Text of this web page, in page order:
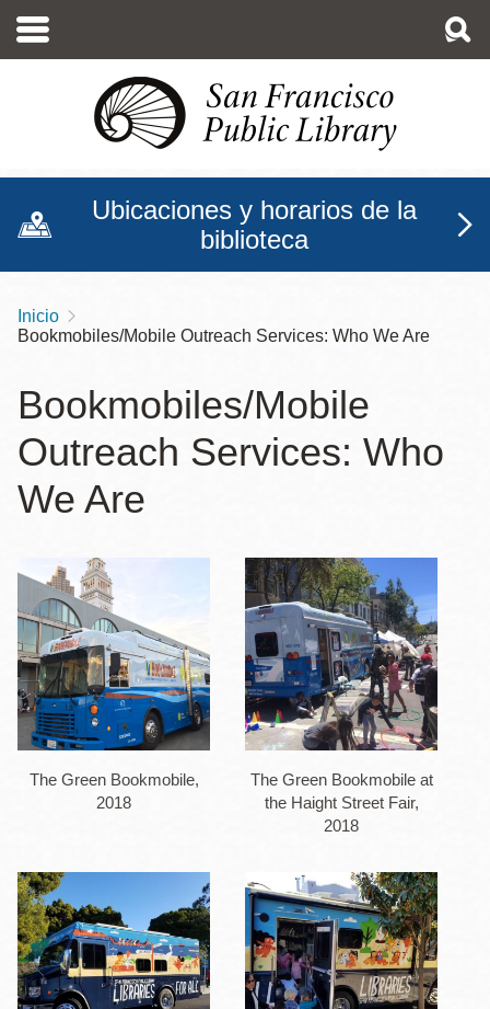
contenido
Ubicaciones y horarios de la
biblioteca
Sobrescribir
de
ayuda
a
la
Inicio
Bookmobiles/Mobile Outreach Services: Who We Are
Bookmobiles/Mobile
Outreach Services: Who
We Are
The Green Bookmobile,
2018
The Green Bookmobile at
the Haight Street Fair,
2018